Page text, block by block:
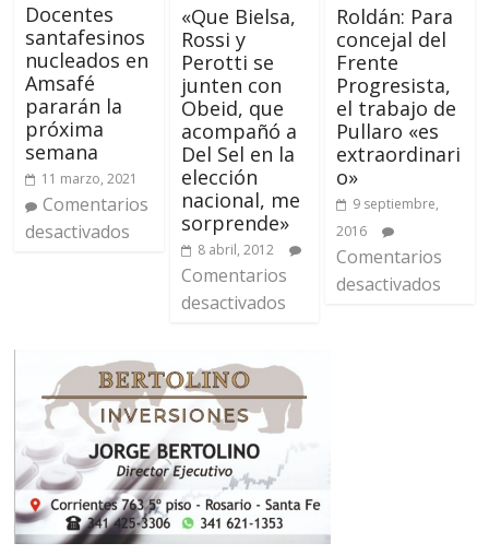
Docentes
santafesinos
nucleados en
Amsafé
pararán la
próxima
semana
11 marzo, 2021
Comentarios
desactivados
«Que Bielsa,
Rossi y
Perotti se
junten con
Obeid, que
acompañó a
Del Sel en la
elección
nacional, me
sorprende»
8 abril, 2012
Comentarios
desactivados
Roldán: Para
concejal del
Frente
Progresista,
el trabajo de
Pullaro «es
extraordinari
o»
9 septiembre,
2016
Comentarios
desactivados